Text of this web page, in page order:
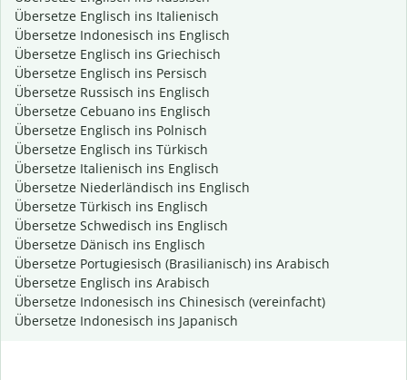
Übersetze Englisch ins Italienisch
Übersetze Indonesisch ins Englisch
Übersetze Englisch ins Griechisch
Übersetze Englisch ins Persisch
Übersetze Russisch ins Englisch
Übersetze Cebuano ins Englisch
Übersetze Englisch ins Polnisch
Übersetze Englisch ins Türkisch
Übersetze Italienisch ins Englisch
Übersetze Niederländisch ins Englisch
Übersetze Türkisch ins Englisch
Übersetze Schwedisch ins Englisch
Übersetze Dänisch ins Englisch
Übersetze Portugiesisch (Brasilianisch) ins Arabisch
Übersetze Englisch ins Arabisch
Übersetze Indonesisch ins Chinesisch (vereinfacht)
Übersetze Indonesisch ins Japanisch